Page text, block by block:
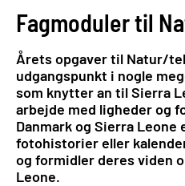
Fagmoduler til
Årets opgaver til Natur/
udgangspunkt i nogle
som knytter an til Sierra
arbejde med ligheder og
Danmark og Sierra Leone
fotohistorier eller
og formidler deres viden
Leone.